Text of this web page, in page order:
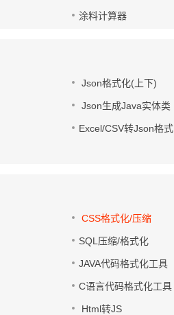
涂料计算器
Json格式化(上下)
Json生成Java实体类
Excel/CSV转Json格式
CSS格式化/压缩
SQL压缩/格式化
JAVA代码格式化工具
C语言代码格式化工具
Html转JS